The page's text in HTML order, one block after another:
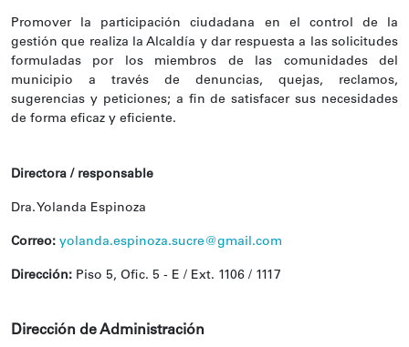
Promover la participación ciudadana en el control de la
gestión que realiza la Alcaldía y dar respuesta a las solicitudes
formuladas por los miembros de las comunidades del
municipio a través de denuncias, quejas, reclamos,
sugerencias y peticiones; a fin de satisfacer sus necesidades
de forma eficaz y eficiente.
Directora / responsable
Dra. Yolanda Espinoza
Correo: yolanda.espinoza.sucre@gmail.com
Dirección: Piso 5, Ofic. 5 - E / Ext. 1106 / 1117
Dirección de Administración